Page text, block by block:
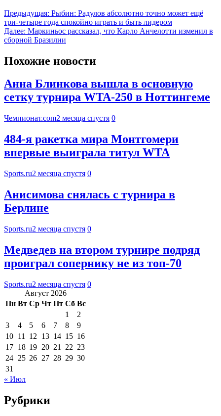
Предыдущая: Рыбин: Радулов абсолютно точно может ещё
три-четыре года спокойно играть и быть лидером
Далее: Маркиньос рассказал, что Карло Анчелотти изменил в
сборной Бразилии
Похожие новости
Анна Блинкова вышла в основную
сетку турнира WTA-250 в Ноттингеме
Чемпионат.com2 месяца спустя 0
484-я ракетка мира Монтгомери
впервые выиграла титул WTA
Sports.ru2 месяца спустя 0
Анисимова снялась с турнира в
Берлине
Sports.ru2 месяца спустя 0
Медведев на втором турнире подряд
проиграл сопернику не из топ-70
Sports.ru2 месяца спустя 0
Август 2026
Пн Вт Ср Чт Пт Сб Вс
1
2
3
4 5 6 7 8
9
10 11 12 13 14 15 16
17 18 19 20 21 22 23
24 25 26 27 28 29 30
31
« Июл
Рубрики